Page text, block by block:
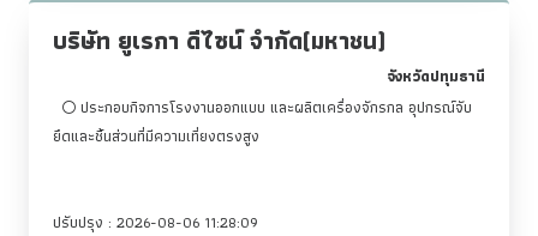
บริษัท ยูเรกา ดีไซน์ จำกัด(มหาชน)
จังหวัดปทุมธานี
ประกอบกิจการโรงงานออกแบบ และผลิตเครื่องจักรกล อุปกรณ์จับ
ยึดและชิ้นส่วนที่มีความเที่ยงตรงสูง
ปรับปรุง : 2026-08-06 11:28:09